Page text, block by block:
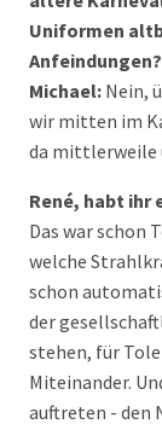
Uniformen
Anfeindungen?
Michael: Nein,
wir mitten im
da mittlerweile
René, habt ihr
Das war schon
welche
schon
der
stehen, für
Miteinander.
auftreten - den